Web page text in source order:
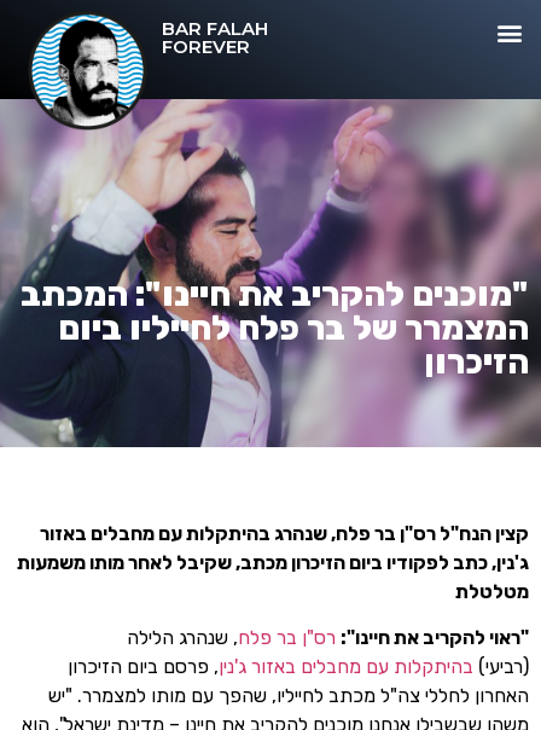
BAR FALAH
FOREVER
"מוכנים להקריב את חיינו": המכתב
המצמרר של בר פלח לחייליו ביום
הזיכרון
קצין הנח"ל רס"ן בר פלח, שנהרג בהיתקלות עם מחבלים באזור
ג'נין, כתב לפקודיו ביום הזיכרון מכתב, שקיבל לאחר מותו משמעות
מטלטלת
"ראוי להקריב את חיינו": רס"ן בר פלח, שנהרג הלילה
(רביעי) בהיתקלות עם מחבלים באזור ג'נין, פרסם ביום הזיכרון
האחרון לחללי צה"ל מכתב לחייליו, שהפך עם מותו למצמרר. "יש
משהו שבשבילו אנחנו מוכנים להקריב את חיינו – מדינת ישראל", הוא